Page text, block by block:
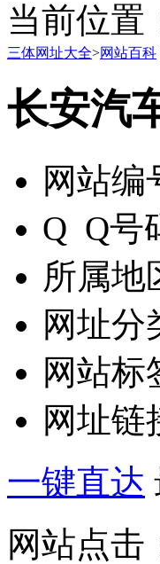
当前位置
三体网址大全>网站百科
长安汽
网站编
Q Q号
所属地
网址分
网站标
网址链
一键直达
网站点击